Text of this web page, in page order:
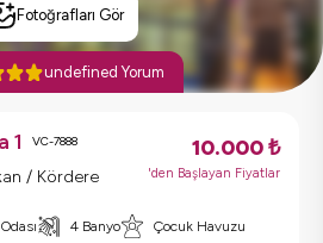
Fotoğrafları Gör
undefined Yorum
1 VC-7888
/ Kördere
10.000₺
'den Başlayan Fiyatlar
4 Banyo
Çocuk Havuzu